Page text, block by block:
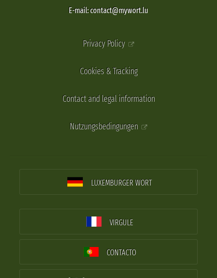
E-mail: contact@mywort.lu
Privacy Policy
Cookies & Tracking
Contact and legal information
Nutzungsbedingungen
LUXEMBURGER WORT
VIRGULE
CONTACTO